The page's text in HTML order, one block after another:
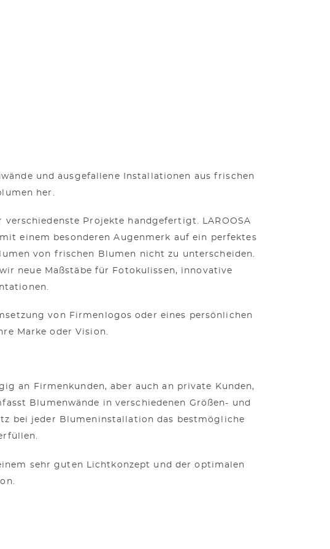
und ausgefallene Installationen aus frischen
her.
Projekte handgefertigt. LAROOSA
einem besonderen Augenmerk auf ein perfektes
von frischen Blumen nicht zu unterscheiden.
neue Maßstäbe für Fotokulissen, innovative
von Firmenlogos oder eines persönlichen
Marke oder Vision.
an Firmenkunden, aber auch an private Kunden,
Blumenwände in verschiedenen Größen- und
bei jeder Blumeninstallation das bestmögliche
sehr guten Lichtkonzept und der optimalen